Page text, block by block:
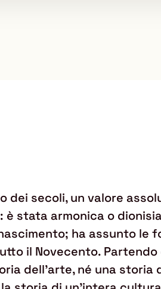
dei secoli, un valore
stata armonica o
ha assunto le
il Novecento.
dell'arte, né una